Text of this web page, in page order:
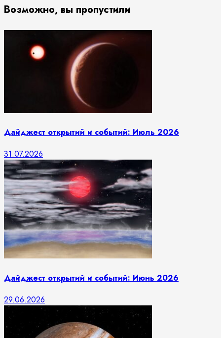
Возможно, вы пропустили
Дайджест открытий и событий: Июль 2026
31.07.2026
Дайджест открытий и событий: Июнь 2026
29.06.2026